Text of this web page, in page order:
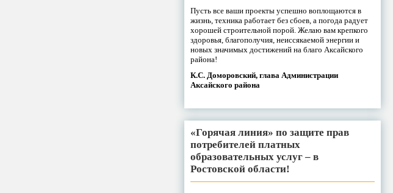
Пусть все ваши проекты успешно воплощаются в
жизнь, техника работает без сбоев, а погода радует
хорошей строительной порой. Желаю вам крепкого
здоровья, благополучия, неиссякаемой энергии и
новых значимых достижений на благо Аксайского
района!
К.С. Доморовский, глава Администрации
Аксайского района
«Горячая линия» по защите прав
потребителей платных
образовательных услуг – в
Ростовской области!